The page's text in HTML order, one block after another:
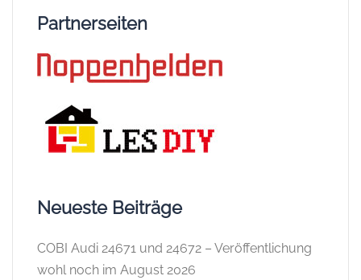
Partnerseiten
Neueste Beiträge
COBI Audi 24671 und 24672 – Veröffentlichung
wohl noch im August 2026